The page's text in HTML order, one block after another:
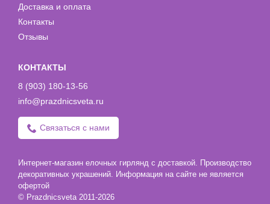
Доставка и оплата
Контакты
Отзывы
КОНТАКТЫ
8 (903) 180-13-56
info@prazdnicsveta.ru
Связаться с нами
Интернет-магазин елочных гирлянд с доставкой. Производство
декоративных украшений. Информация на сайте не является
офертой
© Prazdnicsveta 2011-2026